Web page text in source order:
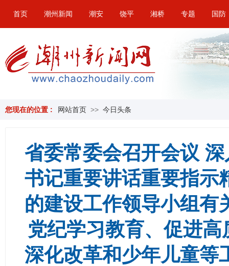
首页 潮州新闻 潮安 饶平 湘桥 专题 国防
您现在的位置 : 网站首页 >> 今日头条
省委常委会召开会议
书记重要讲话重要指示
的建设工作领导小组有
党纪学习教育、促进
深化改革和少年儿童等